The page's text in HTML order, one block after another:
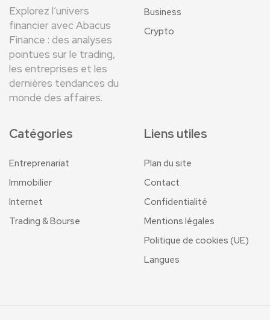
Explorez l’univers
financier avec Abacus
Finance : des analyses
pointues sur le trading,
les entreprises et les
dernières tendances du
monde des affaires.
Business
Crypto
Catégories
Entreprenariat
Immobilier
Internet
Trading & Bourse
Liens utiles
Plan du site
Contact
Confidentialité
Mentions légales
Politique de cookies (UE)
Langues